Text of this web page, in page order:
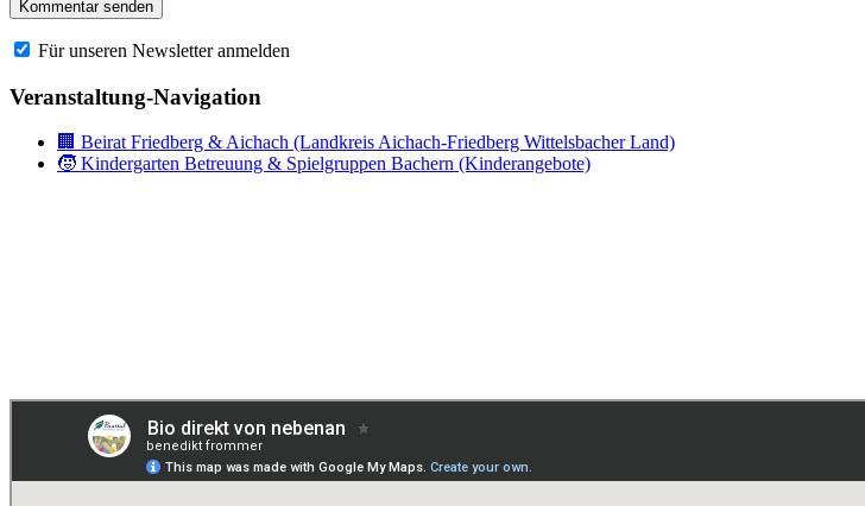
Für unseren Newsletter anmelden
Veranstaltung-Navigation
🏢 Beirat Friedberg & Aichach (Landkreis Aichach-Friedberg Wittelsbacher Land)
🧒 Kindergarten Betreuung & Spielgruppen Bachern (Kinderangebote)